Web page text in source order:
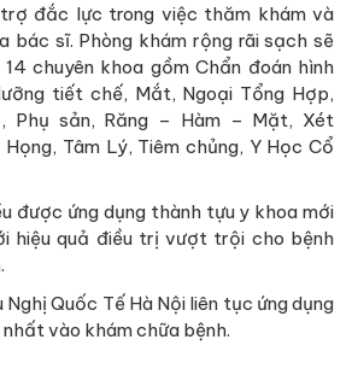
đắc lực trong việc thăm khám và
bác sĩ. Phòng khám rộng rãi sạch sẽ
chuyên khoa gồm Chẩn đoán hình
tiết chế, Mắt, Ngoại Tổng Hợp,
Phụ sản, Răng – Hàm – Mặt, Xét
Tâm Lý, Tiêm chủng, Y Học Cổ
được ứng dụng thành tựu y khoa mới
hiệu quả điều trị vượt trội cho bệnh
Nghị Quốc Tế Hà Nội liên tục ứng dụng
vào khám chữa bệnh.